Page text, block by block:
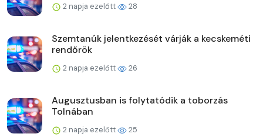
2 napja ezelőtt 28
Szemtanúk jelentkezését várják a kecskeméti
rendőrök
2 napja ezelőtt 26
Augusztusban is folytatódik a toborzás
Tolnában
2 napja ezelőtt 25